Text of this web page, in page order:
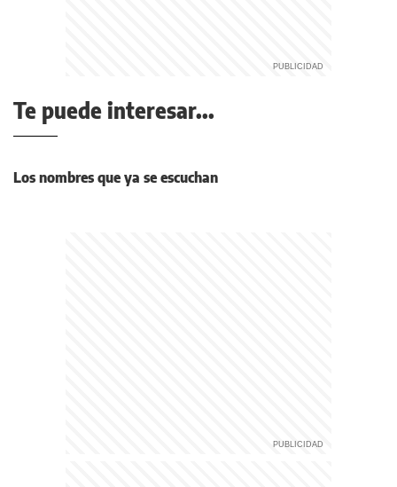
Te puede interesar...
Los nombres que ya se escuchan